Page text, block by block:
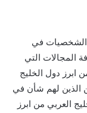
الشخصيات في
المجالات التي
ابرز دول الخليج
الذين لهم شأن في
العربي من ابرز